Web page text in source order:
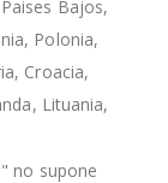
Bajos,
Polonia,
Croacia,
Lituania,
" no supone